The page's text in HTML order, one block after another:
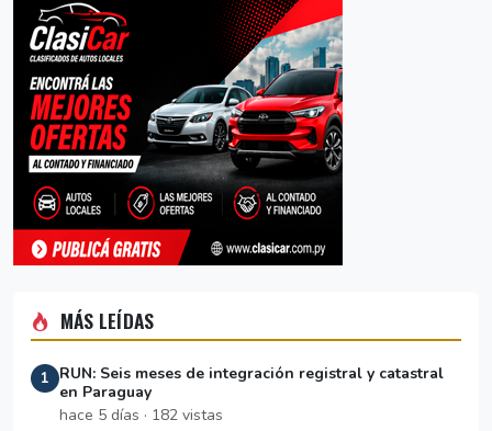
MÁS LEÍDAS
1
RUN: Seis meses de integración registral y catastral
en Paraguay
hace 5 días · 182 vistas